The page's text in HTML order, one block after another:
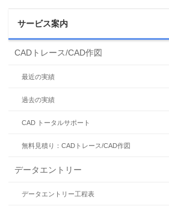
サービス案内
CADトレース/CAD作図
最近の実績
過去の実績
CAD トータルサポート
無料見積り：CADトレース/CAD作図
データエントリー
データエントリー工程表